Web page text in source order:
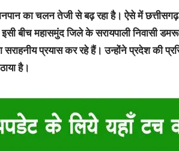
का चलन तेजी से बढ़ रहा है। ऐसे में
बीच महासमुंद जिले के सरायपाली निवासी
प्रयास कर रहे हैं। उन्होंने प्रदेश की
है।